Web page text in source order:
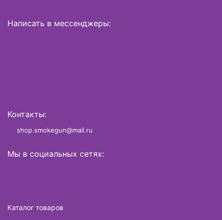
Написать в мессенджеры:
Контакты:
shop.smokegun@mail.ru
Мы в социальных сетях:
Каталог товаров